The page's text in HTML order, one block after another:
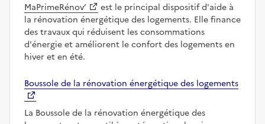
MaPrimeRénov’
est le principal dispositif d'aide à
la rénovation énergétique des logements. Elle finance
des travaux qui réduisent les consommations
d'énergie et améliorent le confort des logements en
hiver et en été.
Boussole de la rénovation énergétique des logements
La Boussole de la rénovation énergétique des